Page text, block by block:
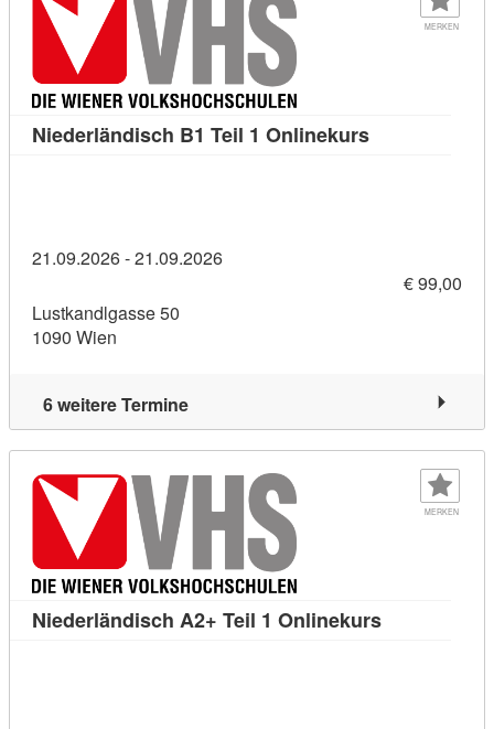
MERKEN
Niederländisch B1 Teil 1 OnlinekursKursdetail:
21.09.2026 - 21.09.2026
€ 99,00
Lustkandlgasse 50
1090 Wien
6 weitere Termine
MERKEN
Niederländisch A2+ Teil 1 OnlinekursKursdetail: